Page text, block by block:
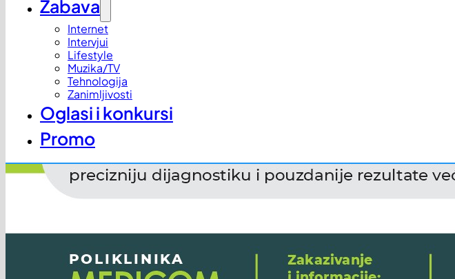
Zabava
Internet
Intervjui
Lifestyle
Muzika/TV
Tehnologija
Zanimljivosti
Oglasi i konkursi
Promo